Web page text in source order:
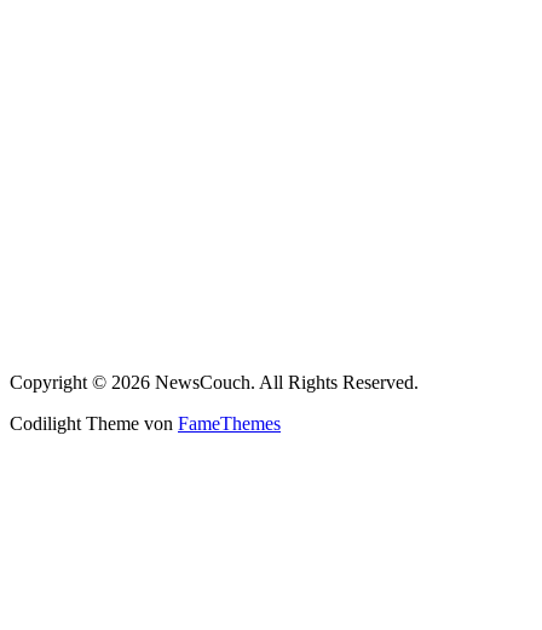
Copyright © 2026 NewsCouch. All Rights Reserved.
Codilight Theme von FameThemes